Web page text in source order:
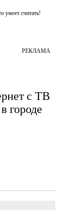
умеет считать!
РЕКЛАМА
с ТВ
городе